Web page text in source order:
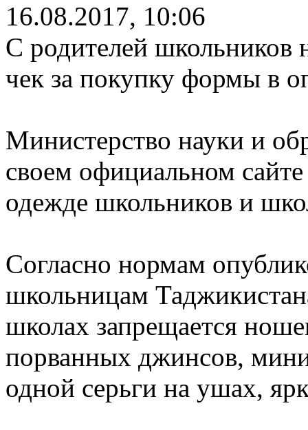
16.08.2017, 10:06
С родителей школьников
чек за покупку формы в
Министерство науки и
своем официальном
одежде школьников и
Согласно нормам
школьницам
школах запрещается
порванных джинсов,
одной серьги на ушах,